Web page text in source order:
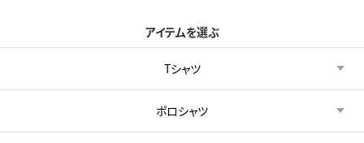
アイテムを選ぶ
Tシャツ
ポロシャツ